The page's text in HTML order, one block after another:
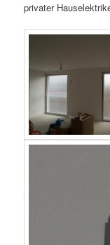
privater